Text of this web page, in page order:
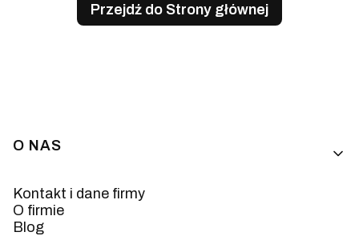
Przejdź do Strony głównej
Linki w stopce
O NAS
Kontakt i dane firmy
O firmie
Blog